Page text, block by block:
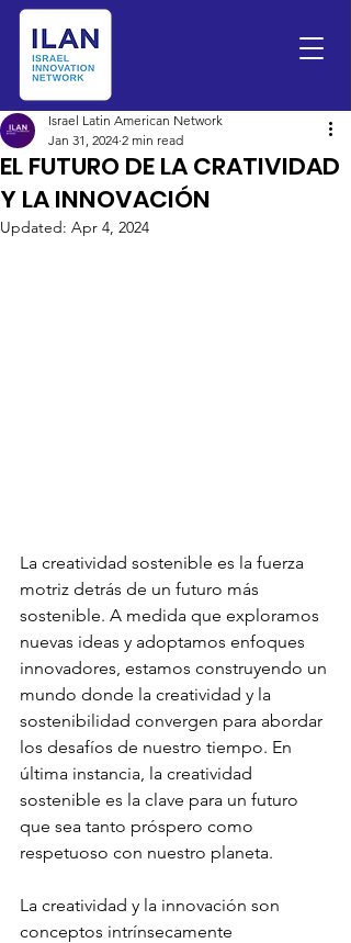
EL FUTURO DE LA CRATIVIDAD
Y LA INNOVACIÓN
Israel Latin American Network
Jan 31, 2024 2 min read
Updated: Apr 4, 2024
La creatividad sostenible es la fuerza
motriz detrás de un futuro más
sostenible. A medida que exploramos
nuevas ideas y adoptamos enfoques
innovadores, estamos construyendo un
mundo donde la creatividad y la
sostenibilidad convergen para abordar
los desafíos de nuestro tiempo. En
última instancia, la creatividad
sostenible es la clave para un futuro
que sea tanto próspero como
respetuoso con nuestro planeta.
La creatividad y la innovación son
conceptos intrínsecamente